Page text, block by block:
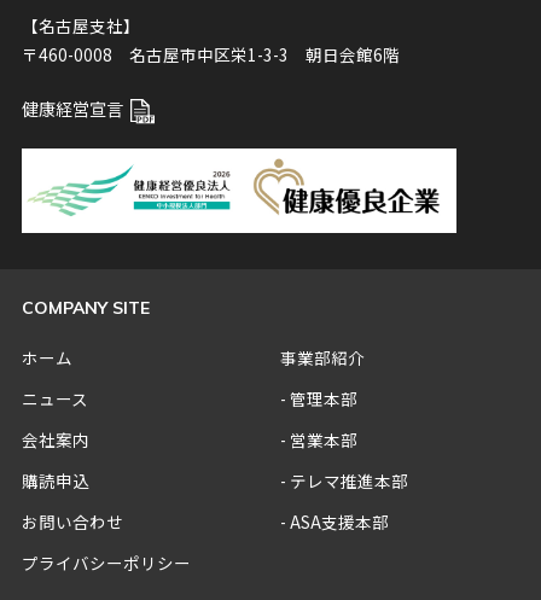
【名古屋支社】
〒460-0008 名古屋市中区栄1-3-3 朝日会館6階
健康経営宣言
COMPANY SITE
ホーム
ニュース
会社案内
購読申込
お問い合わせ
プライバシーポリシー
事業部紹介
管理本部
営業本部
テレマ推進本部
ASA支援本部